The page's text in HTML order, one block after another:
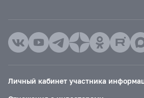
Личный кабинет участника